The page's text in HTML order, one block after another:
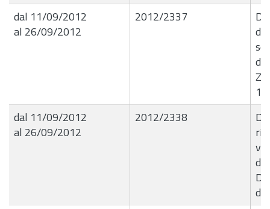
dal 11/09/2012
al 26/09/2012
2012/2337
dal 11/09/2012
al 26/09/2012
2012/2338